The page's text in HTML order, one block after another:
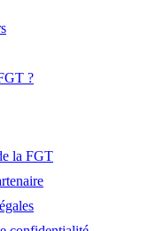
?
la FGT